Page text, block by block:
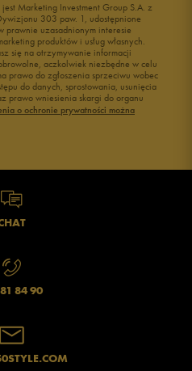
Marketing Investment Group S.A. z
303 paw. 1, udostępnione
prawnie uzasadnionym interesie
produktów i usług własnych.
się na otrzymywanie informacji
aczkolwiek niezbędne w celu
prawo do zgłoszenia sprzeciwu wobec
do danych, sprostowania, usunięcia
prawo wniesienia skargi do organu
o ochronie prywatności można
84 90